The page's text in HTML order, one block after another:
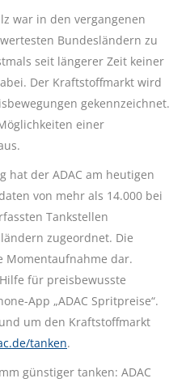
war in den vergangenen
Bundesländern zu
seit längerer Zeit keiner
Der Kraftstoffmarkt wird
gekennzeichnet.
einer
hat der ADAC am heutigen
von mehr als 14.000 bei
Tankstellen
zugeordnet. Die
Momentaufnahme dar.
für preisbewusste
App „ADAC Spritpreise“.
um den Kraftstoffmarkt
tanken.
günstiger tanken: ADAC